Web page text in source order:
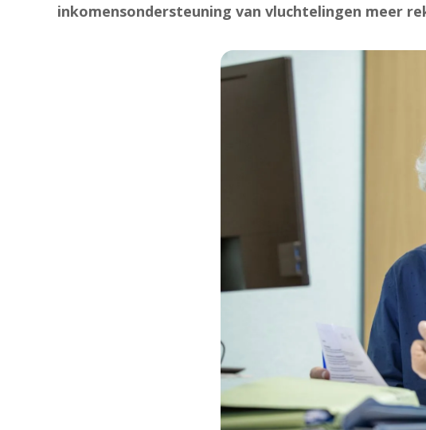
inkomensondersteuning van vluchtelingen meer